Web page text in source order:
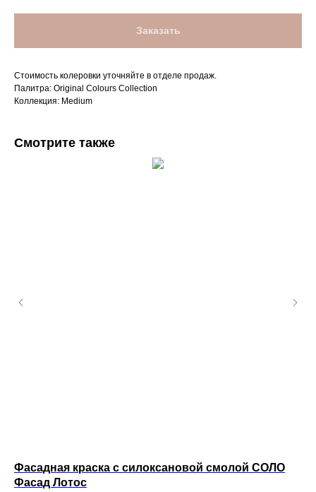
Заказать
Стоимость колеровки уточняйте в отделе продаж.
Палитра: Original Colours Collection
Коллекция: Medium
Смотрите также
Фасадная краска с силоксановой смолой СОЛО
Фасад Лотос